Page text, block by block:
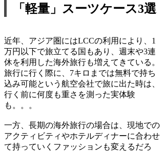
「軽量」スーツケース3選
近年、アジア圏にはLCCの利用により、1
万円以下で旅立てる国もあり、週末や3連
休を利用した海外旅行も増えてきている。
旅行に行く際に、7キロまでは無料で持ち
込み可能という航空会社で旅に出た時は、
行く前に何度も重さを測った実体験
も。。。
一方、長期の海外旅行の場合は、現地での
アクティビティやホテルディナーに合わせ
て持っていくファッションも変えるだろ